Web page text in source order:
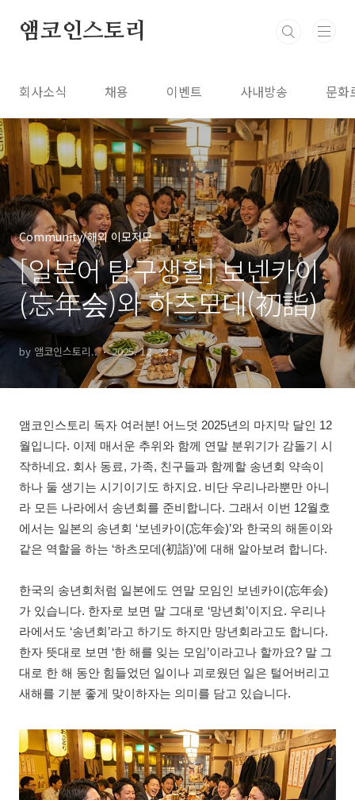
앰코인스토리
회사소식 채용 이벤트 사내방송 문화
Community/해외 이모저모
[일본어 탐구생활] 보넨카이
(忘年会)와 하츠모데(初詣)
by 앰코인스토리.. 2025. 12. 23.
앰코인스토리 독자 여러분! 어느덧 2025년의 마지막 달인 12
월입니다. 이제 매서운 추위와 함께 연말 분위기가 감돌기 시
작하네요. 회사 동료, 가족, 친구들과 함께할 송년회 약속이
하나 둘 생기는 시기이기도 하지요. 비단 우리나라뿐만 아니
라 모든 나라에서 송년회를 준비합니다. 그래서 이번 12월호
에서는 일본의 송년회 ‘보넨카이(忘年会)’와 한국의 해돋이와
같은 역할을 하는 ‘하츠모데(初詣)’에 대해 알아보려 합니다.
한국의 송년회처럼 일본에도 연말 모임인 보넨카이(忘年会)
가 있습니다. 한자로 보면 말 그대로 ‘망년회’이지요. 우리나
라에서도 ‘송년회’라고 하기도 하지만 망년회라고도 합니다.
한자 뜻대로 보면 ‘한 해를 잊는 모임’이라고나 할까요? 말 그
대로 한 해 동안 힘들었던 일이나 괴로웠던 일은 털어버리고
새해를 기분 좋게 맞이하자는 의미를 담고 있습니다.